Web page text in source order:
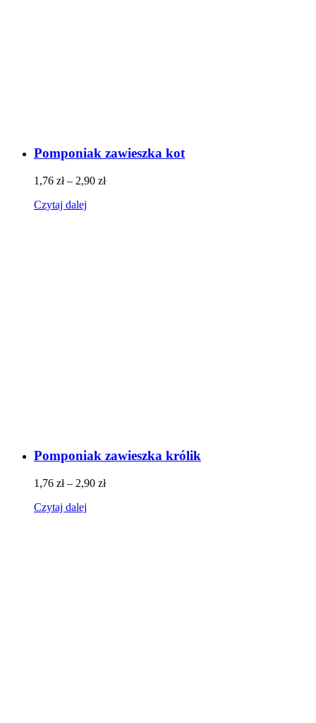
Pomponiak zawieszka kot
1,76 zł– 2,90 zł
Czytaj dalej
Pomponiak zawieszka królik
1,76 zł– 2,90 zł
Czytaj dalej